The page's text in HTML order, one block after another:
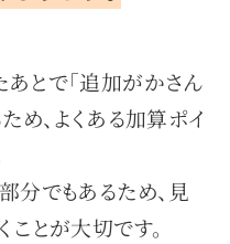
とで「追加がかさん
め、よくある加算ポイ
分でもあるため、見
とが大切です。